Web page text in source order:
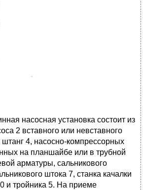
насосная установка состоит из
2 вставного или невставного
4, насосно-компрессорных
на планшайбе или в трубной
арматуры, сальникового
штока 7, станка качалки
и тройника 5. На приеме